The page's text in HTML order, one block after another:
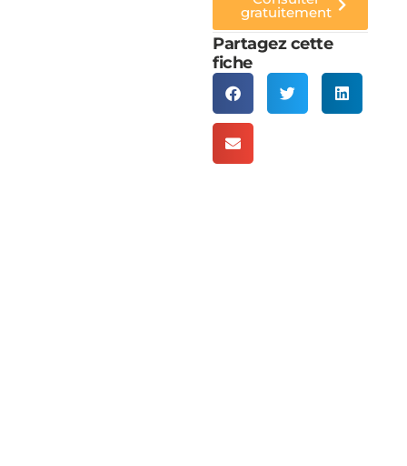
gratuitement
Partagez cette
fiche